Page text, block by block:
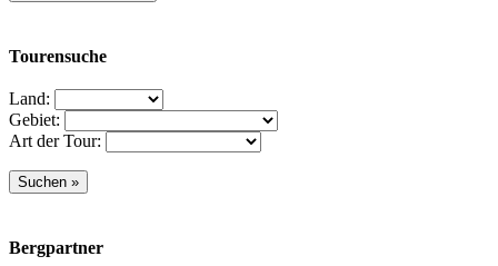
Tourensuche
Land:
Gebiet:
Art der Tour:
Bergpartner